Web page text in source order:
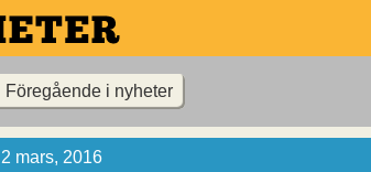
Föregående i nyheter
2 mars, 2016